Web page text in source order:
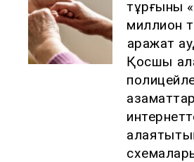
тұрғыны
миллион
қаражат
Қосшы